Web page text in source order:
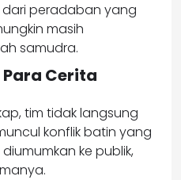
peradaban yang
masih
samudra.
Para Cerita
tim tidak langsung
konflik batin yang
ke publik,